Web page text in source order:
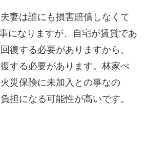
妻は誰にも損害賠償しなくて
になりますが、自宅が賃貸であ
復する必要がありますから、
する必要があります。林家ぺ
災保険に未加入との事なの
担になる可能性が高いです。